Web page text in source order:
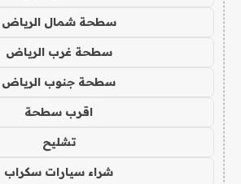
سطحة شمال الرياض
سطحة غرب الرياض
سطحة جنوب الرياض
اقرب سطحة
تشليح
شراء سيارات سكراب